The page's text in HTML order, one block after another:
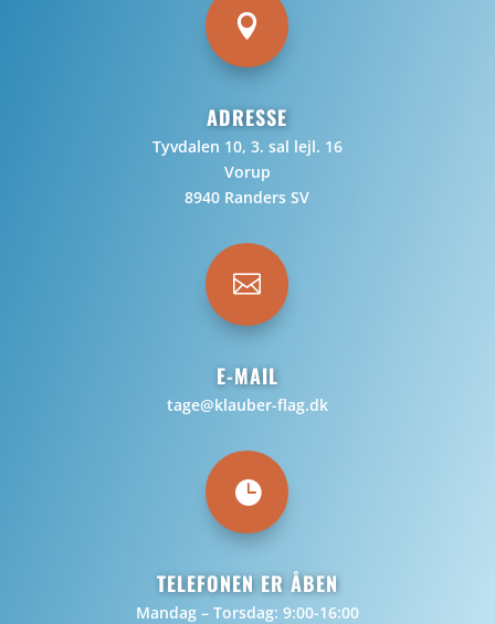

ADRESSE
Tyvdalen 10, 3. sal lejl. 16
Vorup
8940 Randers SV

E-MAIL
tage@klauber-flag.dk

TELEFONEN ER ÅBEN
Mandag – Torsdag: 9:00-16:00